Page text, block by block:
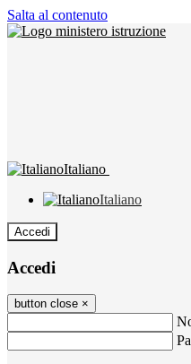
Salta al contenuto
Italiano
Italiano
Accedi
Accedi
button close ×